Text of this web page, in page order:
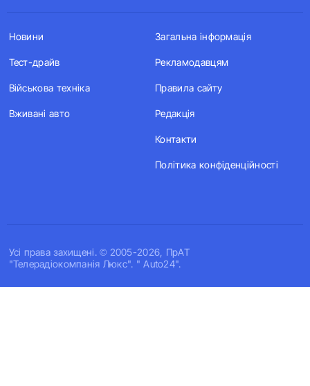
Усi права захищенi. © 2005-2026, ПрАТ
"Телерадіокомпанія Люкс". " Auto24".
Новини
Тест-драйв
Військова техніка
Вживані авто
Загальна інформація
Рекламодавцям
Правила сайту
Редакція
Контакти
Політика конфіденційності